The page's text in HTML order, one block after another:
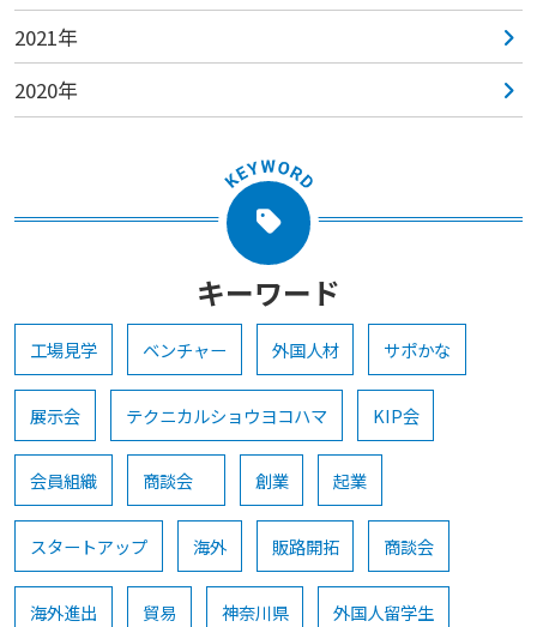
2021年
2020年
キーワード
工場見学 ベンチャー 外国人材 サポかな
展示会 テクニカルショウヨコハマ KIP会
会員組織 商談会 創業 起業
スタートアップ 海外 販路開拓 商談会
海外進出 貿易 神奈川県 外国人留学生